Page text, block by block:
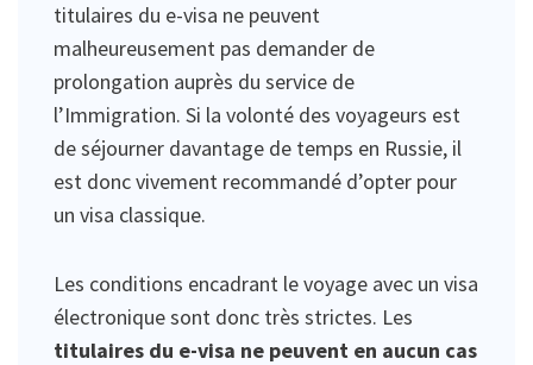
titulaires du e-visa ne peuvent
malheureusement pas demander de
prolongation auprès du service de
l’Immigration. Si la volonté des voyageurs est
de séjourner davantage de temps en Russie, il
est donc vivement recommandé d’opter pour
un visa classique.
Les conditions encadrant le voyage avec un visa
électronique sont donc très strictes. Les
titulaires du e-visa ne peuvent en aucun cas